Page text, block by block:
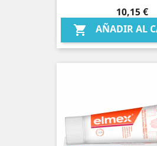
Precio
10,15 €
 AÑADIR AL